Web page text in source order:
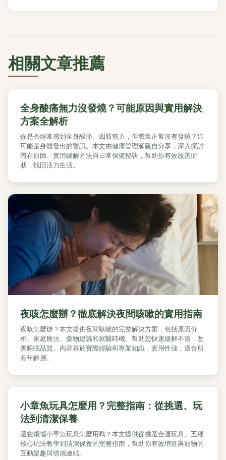
相關文章推薦
全身酸痛無力沒發燒？可能原因與實用解決
方案全解析
你是否經常感到全身酸痛、四肢無力，但體溫正常沒有發燒？這
可能是身體發出的警訊。本文由健康管理師親自分享，深入探討
潛在原因、實用緩解方法與日常保健秘訣，幫助你有效改善症
狀，找回活力生活。
夜咳怎麼辦？徹底解決夜間咳嗽的實用指南
夜咳怎麼辦？本文提供夜間咳嗽的完整解決方案，包括原因分
析、家庭療法、藥物建議和就醫時機。幫助您快速緩解不適，改
善睡眠品質。內容基於實際經驗和專業知識，實用性強，適合所
有年齡層。
小章魚玩具怎麼用？完整指南：從挑選、玩
法到清潔保養
還在煩惱小章魚玩具怎麼用嗎？本文提供從挑選合適玩具、五種
核心玩法教學到清潔保養的完整指南，幫助你有效增進與寵物的
互動樂趣與情感連結。